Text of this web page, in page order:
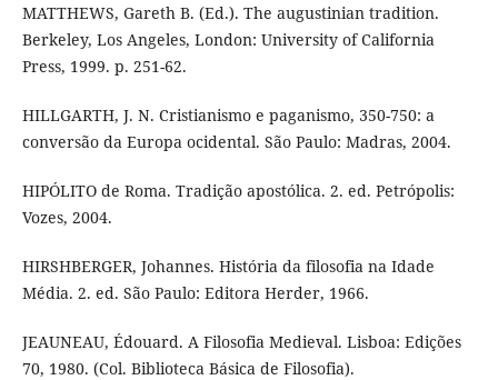
MATTHEWS, Gareth B. (Ed.). The augustinian tradition.
Berkeley, Los Angeles, London: University of California
Press, 1999. p. 251-62.
HILLGARTH, J. N. Cristianismo e paganismo, 350-750: a
conversão da Europa ocidental. São Paulo: Madras, 2004.
HIPÓLITO de Roma. Tradição apostólica. 2. ed. Petrópolis:
Vozes, 2004.
HIRSHBERGER, Johannes. História da filosofia na Idade
Média. 2. ed. São Paulo: Editora Herder, 1966.
JEAUNEAU, Édouard. A Filosofia Medieval. Lisboa: Edições
70, 1980. (Col. Biblioteca Básica de Filosofia).